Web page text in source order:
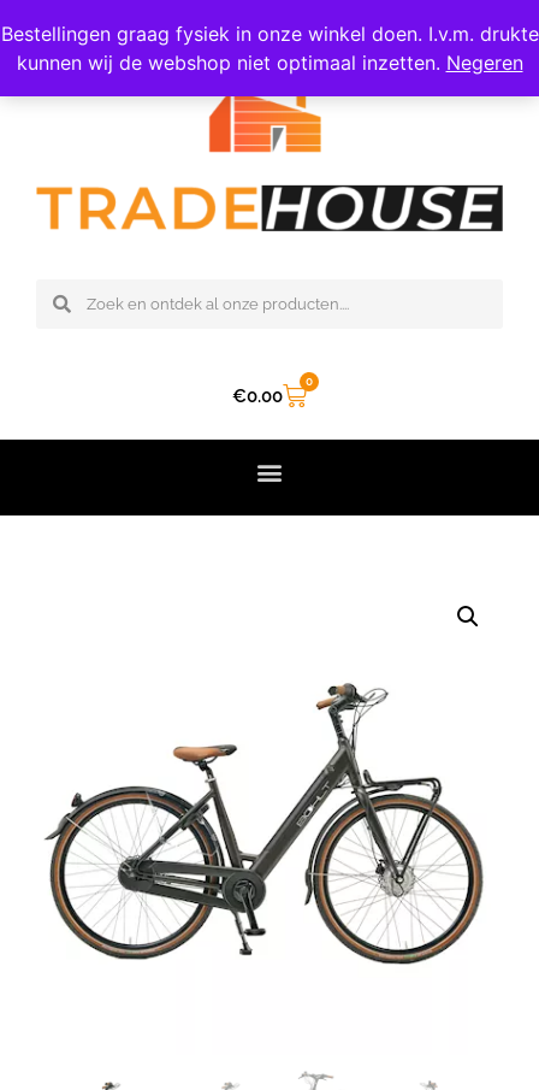
Bestellingen graag fysiek in onze winkel doen. I.v.m. drukte
kunnen wij de webshop niet optimaal inzetten. Negeren
€0.00
0